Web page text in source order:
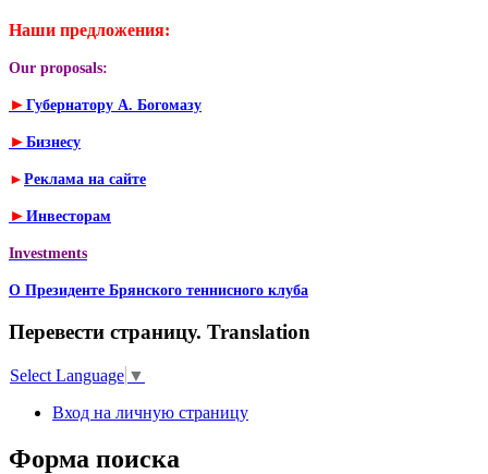
Наши предложения:
Our proposals:
► Губернатору А. Богомазу
► Бизнесу
► Реклама на сайте
► Инвесторам
Investments
О Президенте Брянского теннисного клуба
Перевести страницу. Translation
Select Language ▼
Вход на личную страницу
Форма поиска